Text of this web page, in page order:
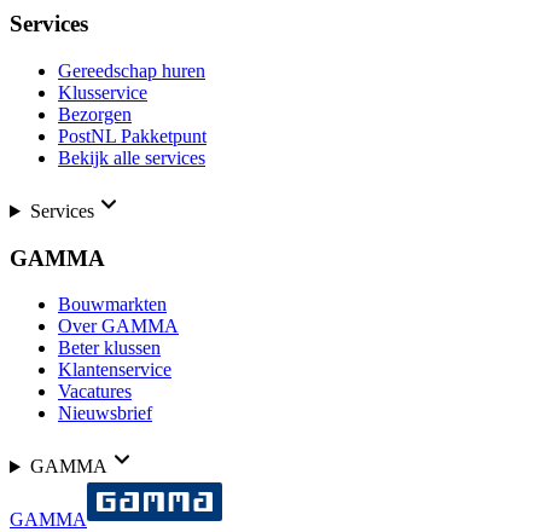
Services
Gereedschap huren
Klusservice
Bezorgen
PostNL Pakketpunt
Bekijk alle services
Services
GAMMA
Bouwmarkten
Over GAMMA
Beter klussen
Klantenservice
Vacatures
Nieuwsbrief
GAMMA
GAMMA